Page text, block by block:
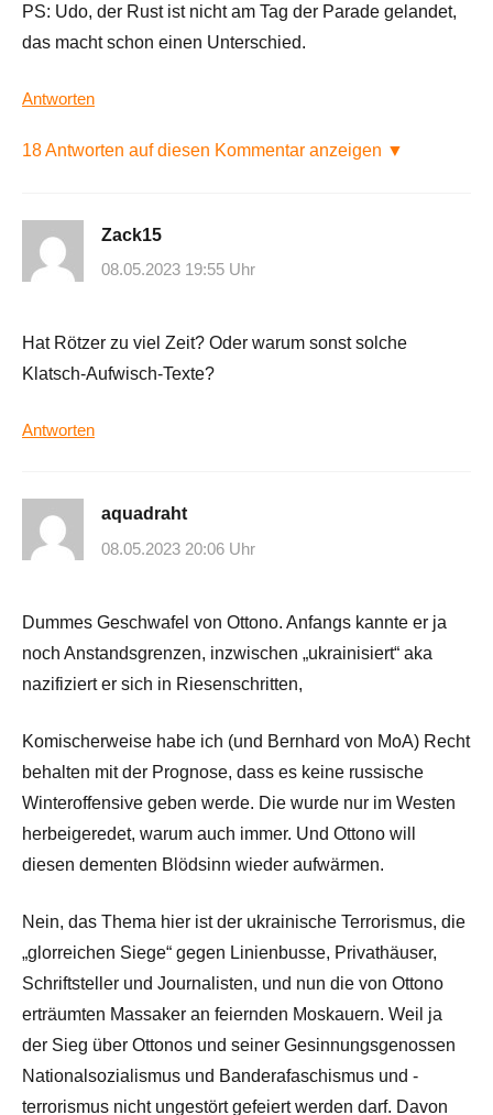
PS: Udo, der Rust ist nicht am Tag der Parade gelandet,
das macht schon einen Unterschied.
Antworten
18 Antworten auf diesen Kommentar anzeigen ▼
Zack15
08.05.2023 19:55 Uhr
Hat Rötzer zu viel Zeit? Oder warum sonst solche
Klatsch-Aufwisch-Texte?
Antworten
aquadraht
08.05.2023 20:06 Uhr
Dummes Geschwafel von Ottono. Anfangs kannte er ja
noch Anstandsgrenzen, inzwischen „ukrainisiert“ aka
nazifiziert er sich in Riesenschritten,
Komischerweise habe ich (und Bernhard von MoA) Recht
behalten mit der Prognose, dass es keine russische
Winteroffensive geben werde. Die wurde nur im Westen
herbeigeredet, warum auch immer. Und Ottono will
diesen dementen Blödsinn wieder aufwärmen.
Nein, das Thema hier ist der ukrainische Terrorismus, die
„glorreichen Siege“ gegen Linienbusse, Privathäuser,
Schriftsteller und Journalisten, und nun die von Ottono
erträumten Massaker an feiernden Moskauern. Weil ja
der Sieg über Ottonos und seiner Gesinnungsgenossen
Nationalsozialismus und Banderafaschismus und -
terrorismus nicht ungestört gefeiert werden darf. Davon